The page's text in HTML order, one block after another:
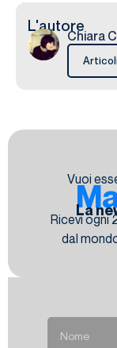
L'autore
Chiara
Vuoi
La
Ricevi ogni
dal